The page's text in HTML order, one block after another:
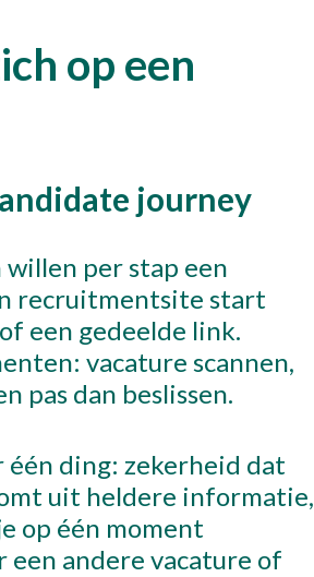
op een
journey
per stap een
recruitmentsite start
een gedeelde link.
vacature scannen,
pas dan beslissen.
ding: zekerheid dat
uit heldere informatie,
op één moment
andere vacature of